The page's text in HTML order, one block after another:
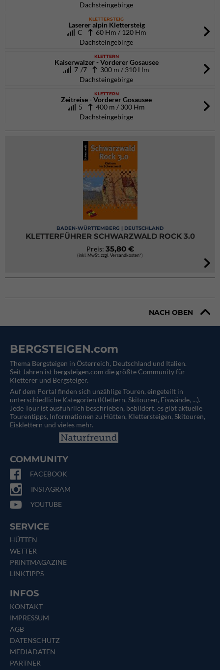
Dachsteingebirge
KLETTERSTEIG
Laserer alpin Klettersteig
C 60 Hm / 120 Hm
Dachsteingebirge
KLETTERN
Kaiserwalzer - Vorderer Gosausee
7-/7
300 m / 310 Hm
Dachsteingebirge
KLETTERN
Zeitreise - Vorderer Gosausee
5
400 m / 300 Hm
Dachsteingebirge
BADEN-WÜRTTEMBERG | DEUTSCHLAND
KLETTERFÜHRER SCHWARZWALD ROCK 3.0
Preis: 35,80 €
(inkl. MwSt. zzgl. Versandkosten*)
NACH OBEN
BERGSTEIGEN.com
Thema Bergsteigen in Österreich, Deutschland und Italien.
Seit Jahren ist bergsteigen.com die größte Community für
Kletterer und Bergsteiger.
Auf dem Portal finden sich unzählige Touren, eingeteilt in
unterschiedliche Kategorien (Klettern, Skitouren, Eiswände, ...).
Jede Tour ist ausführlich beschrieben, bebildert, es gibt aktuelle
Tourentipps, Informationen zu Hütten, Klettersteigen, Skitouren,
Eisklettern und vieles mehr.
COMMUNITY
FACEBOOK
INSTAGRAM
YOUTUBE
SERVICE
HÜTTEN
WETTER
PRINTMAGAZINE
LINKTIPPS
INFOS
KONTAKT
IMPRESSUM
AGB
DATENSCHUTZ
MEDIADATEN
PARTNER